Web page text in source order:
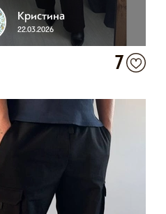
Кристина
22.03.2026
7